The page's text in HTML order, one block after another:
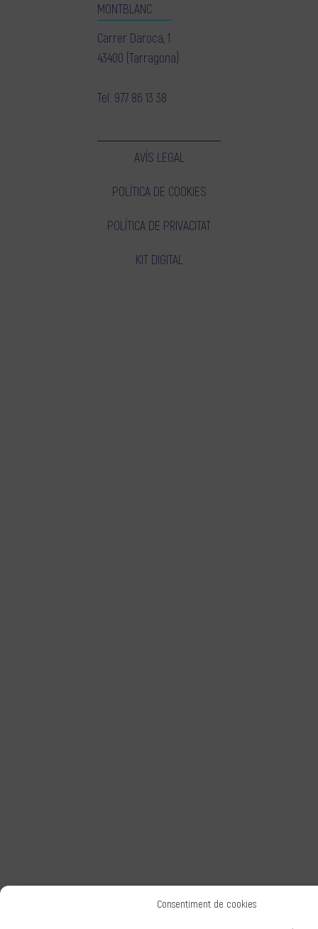
Consentiment de cookies
MONTBLANC
Carrer Daroca, 1
43400 (Tarragona)
Tel. 977 86 13 38
AVÍS LEGAL
POLÍTICA DE COOKIES
POLÍTICA DE PRIVACITAT
KIT DIGITAL